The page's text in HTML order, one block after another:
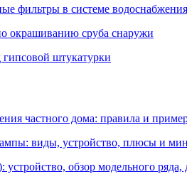
фильтры в системе
окрашиванию сруба снаружи
гипсовой штукатурки
частного дома: правила и
виды, устройство, плюсы и
обзор модельного ряда,